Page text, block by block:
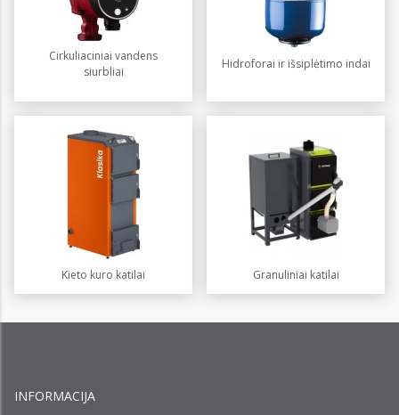
Cirkuliaciniai vandens
siurbliai
Hidroforai ir išsiplėtimo indai
Kieto kuro katilai Granuliniai katilai
INFORMACIJA